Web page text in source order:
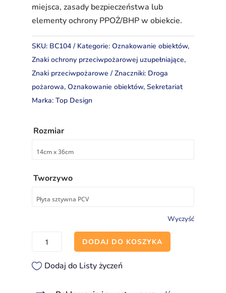
miejsca, zasady bezpieczeństwa lub
elementy ochrony PPOŻ/BHP w obiekcie.
SKU: BC104 Kategorie: Oznakowanie obiektów,
Znaki ochrony przeciwpożarowej uzupełniające,
Znaki przeciwpożarowe
Znaczniki: Droga
pożarowa, Oznakowanie obiektów, Sekretariat
Marka: Top Design
Rozmiar
Tworzywo
Wyczyść
ilość
pożarowa
DODAJ DO KOSZYKA
Dodaj do Listy życzeń